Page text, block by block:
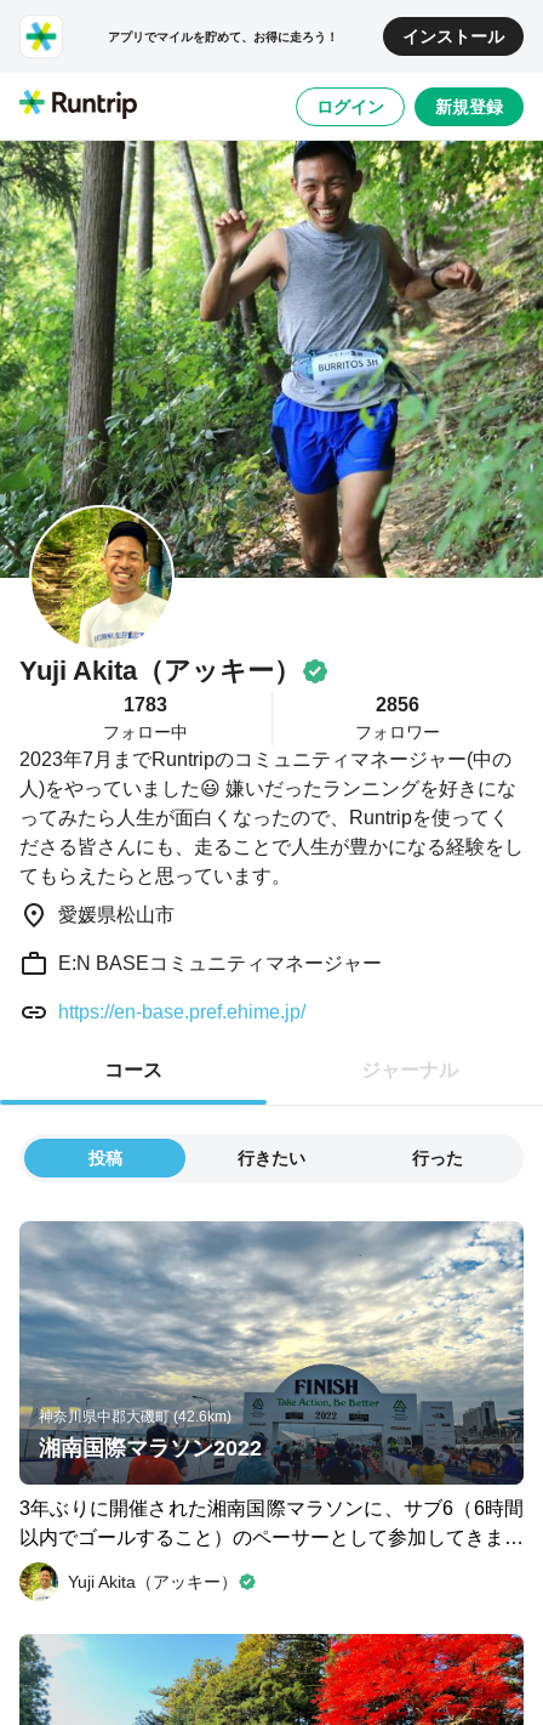
アプリでマイルを貯めて、お得に走ろう！ インストール
ログイン 新規登録
Yuji Akita（アッキー）
1783
フォロー中
2856
フォロワー
2023年7月までRuntripのコミュニティマネージャー(中の
人)をやっていました😃 嫌いだったランニングを好きにな
ってみたら人生が面白くなったので、Runtripを使ってく
ださる皆さんにも、走ることで人生が豊かになる経験をし
てもらえたらと思っています。
愛媛県松山市
E:N BASEコミュニティマネージャー
https://en-base.pref.ehime.jp/
コース ジャーナル
投稿 行きたい 行った
神奈川県中郡大磯町 (42.6km)
湘南国際マラソン2022
3年ぶりに開催された湘南国際マラソンに、サブ6（6時間
以内でゴールすること）のペーサーとして参加してきまし
た。 好天に恵まれ、往路は江ノ島、復路は丹沢山系と大
山がしっかりと見えました🗻 世界初のマイボトルが必携
ナーからも「意外と不便はなかった」という声が多かった
ようです。 日常生活のみならず、走る時にもマイボトル
を。 ランニングライフのニューノーマルが、この大会に
Yuji Akita（アッキー）